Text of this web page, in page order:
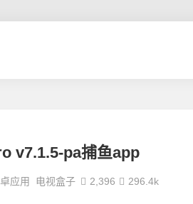
v7.1.5-pa捕鱼app
应用 电视盒子 2,396 296.4k